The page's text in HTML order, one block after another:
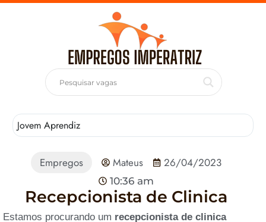
Jovem Aprendiz
Empregos Mateus 26/04/2023
10:36 am
Recepcionista de Clinica
Estamos procurando um recepcionista de clinica